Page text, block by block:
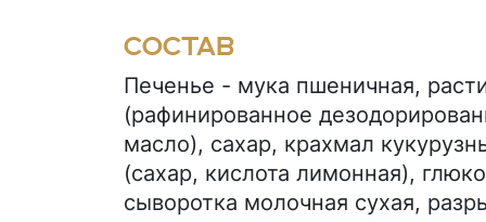
Состав
Печенье - мука пшеничная,
(рафинированное
масло), сахар, крахмал
(сахар, кислота лимонная),
сыворотка молочная сухая,